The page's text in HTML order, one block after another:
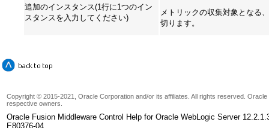
追加のインスタンス(1行に1つのイン
スタンスを入力してください)
メトリックの収集対象となる
切ります。
Copyright © 2015-2021, Oracle Corporation and/or its affiliates. All rights reserved.
respective owners.
Oracle Fusion Middleware Control Help for Oracle WebLogic Server
E80376-04